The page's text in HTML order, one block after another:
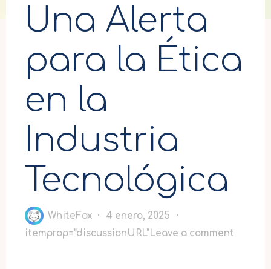
Una Alerta
para la Ética
en la
Industria
Tecnológica
WhiteFox
4 enero, 2025
itemprop="discussionURL"Leave a comment